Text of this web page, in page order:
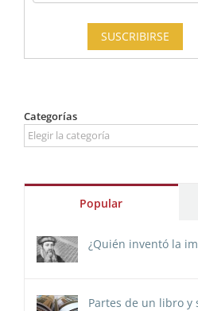
Categorías
Categorías
Popular
¿Quién inventó la
Partes de un libro y